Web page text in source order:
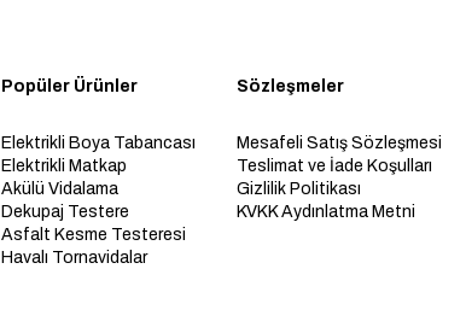
Popüler Ürünler
Elektrikli Boya Tabancası
Elektrikli Matkap
Akülü Vidalama
Dekupaj Testere
Asfalt Kesme Testeresi
Havalı Tornavidalar
Sözleşmeler
Mesafeli Satış Sözleşmesi
Teslimat ve İade Koşulları
Gizlilik Politikası
KVKK Aydınlatma Metni